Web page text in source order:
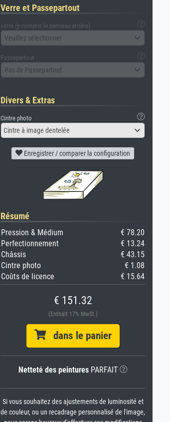
Verre et Passepartout
verre (y compris le panneau arrière)
Veuillez sélectionner
Passepartout
Pas de Passepartout
Divers & Extras
Cintre photo
Cintre à image dentelée
Enregistrer / comparer la configuration
Résumé
Pression & Médium
€ 78.20
Perfectionnement
€ 13.24
Châssis
€ 43.15
Cintre photo
€ 1.08
Coûts de licence
€ 15.64
€ 151.32
(Enthält 17% MwSt.)
dans le panier
Netteté des peinturesPARFAIT
Si vous souhaitez des ajustements de luminosité et
de couleur, ou un recadrage personnalisé de l'image,